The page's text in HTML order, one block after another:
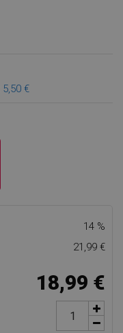
5,50 €
14 %
21,99 €
18,99 €